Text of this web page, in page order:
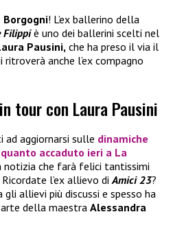
Borgogni! L’ex ballerino della
Filippiè uno dei ballerini scelti nel
Pausini, che ha preso il via il
anche l’ex compagno
tour con Laura Pausini
aggiornarsi sulle dinamiche
quanto accaduto ieri a La
notizia che farà felici tantissimi
Ricordate l’ex allievo diAmici 23?
allievi più discussi e spesso ha
della maestra Alessandra